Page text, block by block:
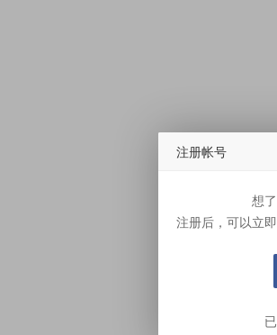
注册帐号
想
注册后，可以立